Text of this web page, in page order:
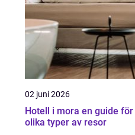
02 juni 2026
Hotell i mora en guide för
olika typer av resor